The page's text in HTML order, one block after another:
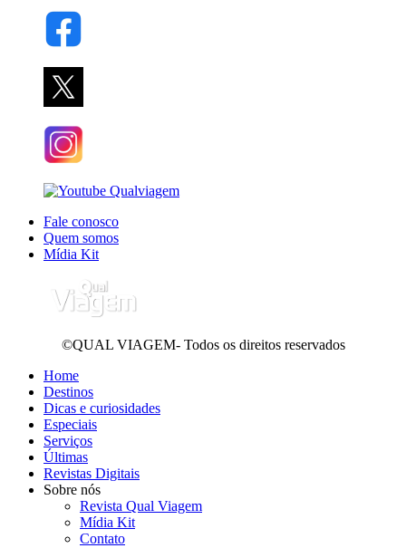
Fale conosco
Quem somos
Mídia Kit
©QUAL VIAGEM- Todos os direitos reservados
Home
Destinos
Dicas e curiosidades
Especiais
Serviços
Últimas
Revistas Digitais
Sobre nós
Revista Qual Viagem
Mídia Kit
Contato